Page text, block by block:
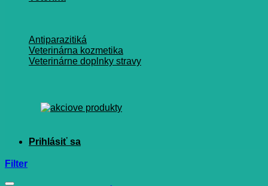
Antiparazitiká
Veterinárna kozmetika
Veterinárne doplnky stravy
Filter